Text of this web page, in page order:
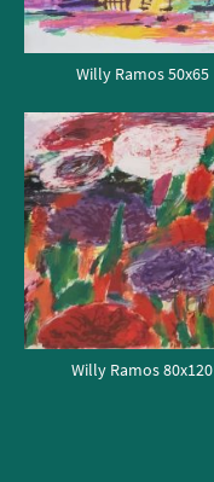
Willy Ramos 50x65
Willy Ramos 80x120